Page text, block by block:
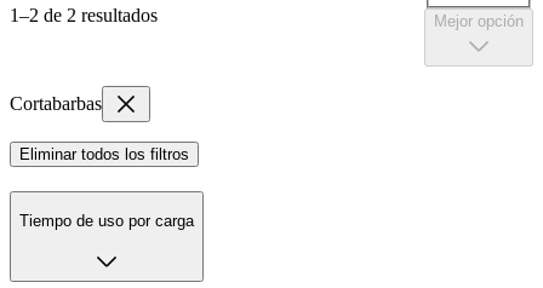
1–2 de 2 resultados Mejor opción
Cortabarbas
Eliminar todos los filtros
Tiempo de uso por carga